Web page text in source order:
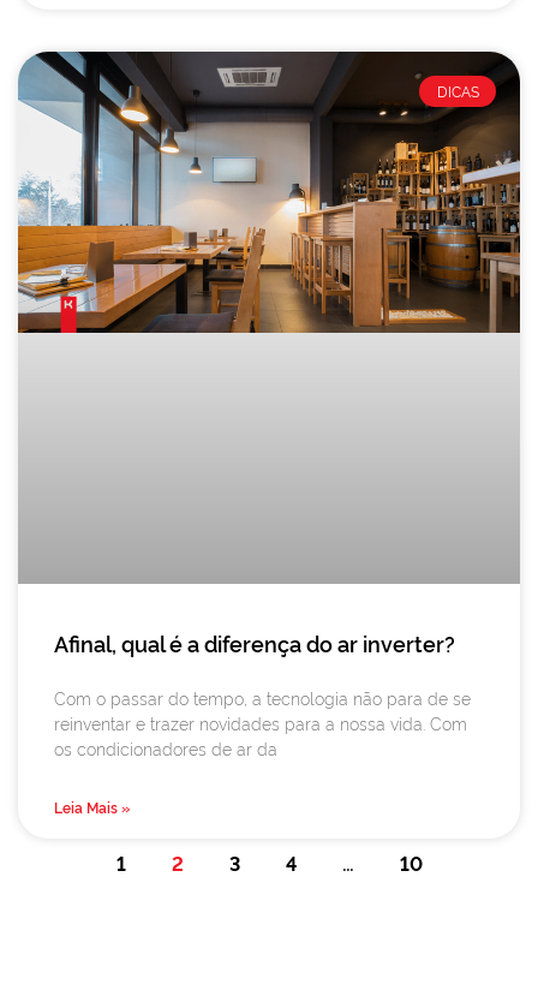
DICAS
Afinal, qual é a diferença do ar inverter?
Com o passar do tempo, a tecnologia não para de se
reinventar e trazer novidades para a nossa vida. Com
os condicionadores de ar da
Leia Mais »
1 2 3 4 … 10